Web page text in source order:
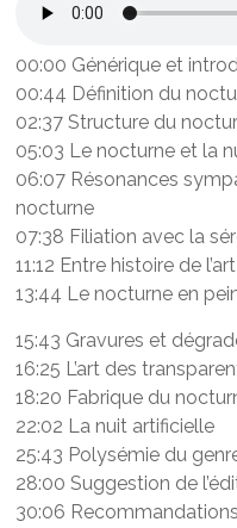
00:00 Générique et
00:44 Définition du
02:37 Structure du
05:03 Le nocturne et la
06:07 Résonances
nocturne
07:38 Filiation avec la
11:12 Entre histoire de
13:44 Le nocturne en
15:43 Gravures et
16:25 L’art des
18:20 Fabrique du
22:02 La nuit artificielle
25:43 Polysémie du
28:00 Suggestion de
30:06